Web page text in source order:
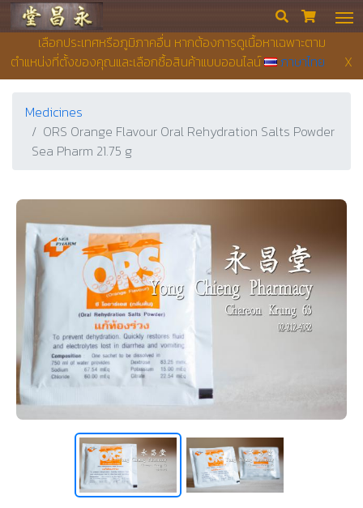
เลือกประเทศหรือภูมิภาคอื่น หากต้องการดูเนื้อหาเฉพาะตาม
ตำแหน่งที่ตั้งของคุณและเลือกซื้อสินค้าแบบออนไลน์
ภาษาไทย X
Yong Chieng Pharmacy  
Medicines
ORS Orange Flavour Oral Rehydration Salts Powder
Sea Pharm 21.75 g